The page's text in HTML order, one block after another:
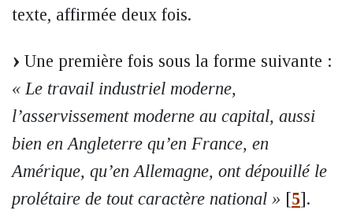
texte, affirmée deux fois.
Une première fois sous la forme suivante :
« Le travail industriel moderne,
l’asservissement moderne au capital, aussi
bien en Angleterre qu’en France, en
Amérique, qu’en Allemagne, ont dépouillé le
prolétaire de tout caractère national » [5] .